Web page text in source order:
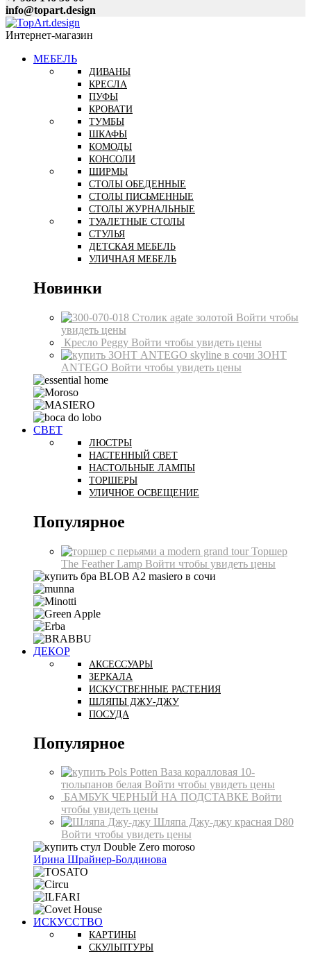
info@topart.design
Интернет-магазин
МЕБЕЛЬ
ДИВАНЫ
КРЕСЛА
ПУФЫ
КРОВАТИ
ТУМБЫ
ШКАФЫ
КОМОДЫ
КОНСОЛИ
ШИРМЫ
СТОЛЫ ОБЕДЕННЫЕ
СТОЛЫ ПИСЬМЕННЫЕ
СТОЛЫ ЖУРНАЛЬНЫЕ
ТУАЛЕТНЫЕ СТОЛЫ
СТУЛЬЯ
ДЕТСКАЯ МЕБЕЛЬ
УЛИЧНАЯ МЕБЕЛЬ
Новинки
Столик agate золотой Войти чтобы
увидеть цены
Кресло Peggy Войти чтобы увидеть цены
ЗОНТ
ANTEGO Войти чтобы увидеть цены
СВЕТ
ЛЮСТРЫ
НАСТЕННЫЙ СВЕТ
НАСТОЛЬНЫЕ ЛАМПЫ
ТОРШЕРЫ
УЛИЧНОЕ ОСВЕЩЕНИЕ
Популярное
Торшер
The Feather Lamp Войти чтобы увидеть цены
ДЕКОР
АКСЕССУАРЫ
ЗЕРКАЛА
ИСКУСТВЕННЫЕ РАСТЕНИЯ
ШЛЯПЫ ДЖУ-ДЖУ
ПОСУДА
Популярное
Ваза коралловая 10-
тюльпанов белая Войти чтобы увидеть цены
БАМБУК ЧЕРНЫЙ НА ПОДСТАВКЕ Войти
чтобы увидеть цены
Шляпа Джу-джу красная D80
Войти чтобы увидеть цены
Ирина Шрайнер-Болдинова
ИСКУССТВО
КАРТИНЫ
СКУЛЬПТУРЫ